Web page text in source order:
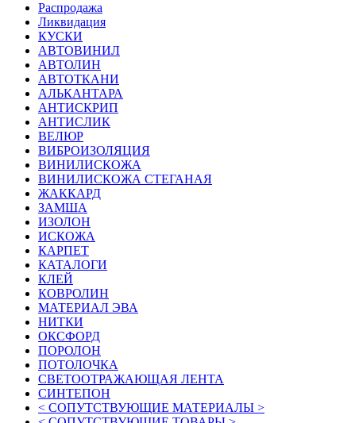
Распродажа
Ликвидация
КУСКИ
АВТОВИНИЛ
АВТОЛИН
АВТОТКАНИ
АЛЬКАНТАРА
АНТИСКРИП
АНТИСЛИК
ВЕЛЮР
ВИБРОИЗОЛЯЦИЯ
ВИНИЛИСКОЖА
ВИНИЛИСКОЖА СТЕГАНАЯ
ЖАККАРД
ЗАМША
ИЗОЛОН
ИСКОЖА
КАРПЕТ
КАТАЛОГИ
КЛЕЙ
КОВРОЛИН
МАТЕРИАЛ ЭВА
НИТКИ
ОКСФОРД
ПОРОЛОН
ПОТОЛОЧКА
СВЕТООТРАЖАЮЩАЯ ЛЕНТА
СИНТЕПОН
< СОПУТСТВУЮЩИЕ МАТЕРИАЛЫ >